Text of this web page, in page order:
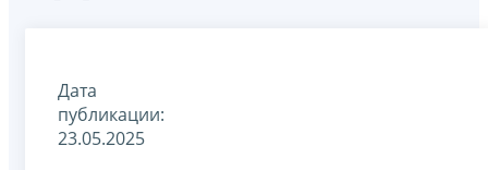
Дата
публикации:
23.05.2025